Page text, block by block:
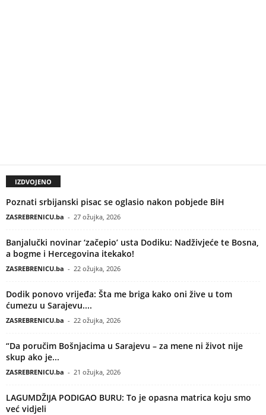
IZDVOJENO
Poznati srbijanski pisac se oglasio nakon pobjede BiH
ZASREBRENICU.ba - 27 ožujka, 2026
Banjalučki novinar ‘začepio’ usta Dodiku: Nadživjeće te Bosna,
a bogme i Hercegovina itekako!
ZASREBRENICU.ba - 22 ožujka, 2026
Dodik ponovo vrijeđa: Šta me briga kako oni žive u tom
ćumezu u Sarajevu....
ZASREBRENICU.ba - 22 ožujka, 2026
“Da poručim Bošnjacima u Sarajevu – za mene ni život nije
skup ako je...
ZASREBRENICU.ba - 21 ožujka, 2026
LAGUMDŽIJA PODIGAO BURU: To je opasna matrica koju smo
već vidjeli